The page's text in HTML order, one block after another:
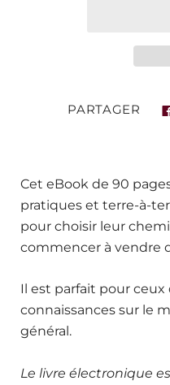
PARTAGER
Cet eBook de 90
pratiques et terre-à-
pour choisir leur
commencer à vendre
Il est parfait pour
connaissances sur le
général.
Le livre électronique